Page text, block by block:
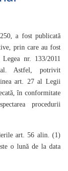
a fost publicată
prin care au fost
nr. 133/2011
Astfel, potrivit
art. 27 al Legii
în conformitate
procedurii
art. 56 alin. (1)
o lună de la data